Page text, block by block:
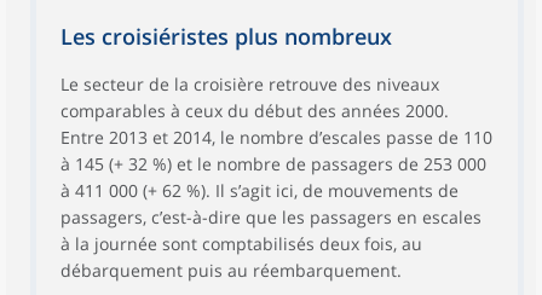
Les croisiéristes plus nombreux
Le secteur de la croisière retrouve des niveaux
comparables à ceux du début des années 2000.
Entre 2013 et 2014, le nombre d’escales passe de 110
à 145 (+ 32 %) et le nombre de passagers de 253 000
à 411 000 (+ 62 %). Il s’agit ici, de mouvements de
passagers, c’est-à-dire que les passagers en escales
à la journée sont comptabilisés deux fois, au
débarquement puis au réembarquement.